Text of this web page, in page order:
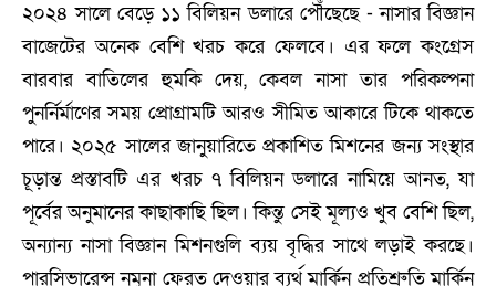
২০২৪ সালে বেড়ে ১১ বিলিয়ন ডলারে পৌঁছেছে - নাসার বিজ্ঞান
বাজেটের অনেক বেশি খরচ করে ফেলবে। এর ফলে কংগ্রেস
বারবার বাতিলের হুমকি দেয়, কেবল নাসা তার পরিকল্পনা
পুনর্নির্মাণের সময় প্রোগ্রামটি আরও সীমিত আকারে টিকে থাকতে
পারে। ২০২৫ সালের জানুয়ারিতে প্রকাশিত মিশনের জন্য সংস্থার
চূড়ান্ত প্রস্তাবটি এর খরচ ৭ বিলিয়ন ডলারে নামিয়ে আনত, যা
পূর্বের অনুমানের কাছাকাছি ছিল। কিন্তু সেই মূল্যও খুব বেশি ছিল,
অন্যান্য নাসা বিজ্ঞান মিশনগুলি ব্যয় বৃদ্ধির সাথে লড়াই করছে।
পারসিভারেন্স নমুনা ফেরত দেওয়ার ব্যর্থ মার্কিন প্রতিশ্রুতি মার্কিন